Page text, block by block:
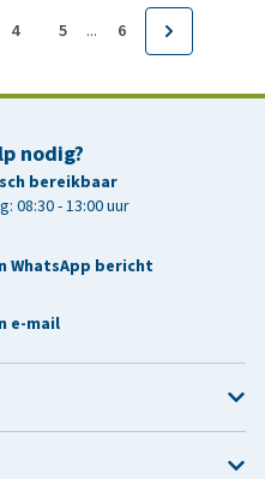
4 5 ... 6
nodig?
bereikbaar
08:30 - 13:00 uur
WhatsApp bericht
e-mail